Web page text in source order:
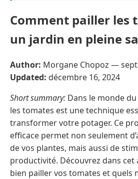
Comment pailler les
un jardin en pleine
Author: Morgane Chopoz —
Updated: décembre 16, 2024
Short summary: Dans le monde
les tomates est une technique
transformer votre potager. Ce
efficace permet non seulement
de vos plantes, mais aussi de
productivité. Découvrez dans
bien pailler vos tomates et quels